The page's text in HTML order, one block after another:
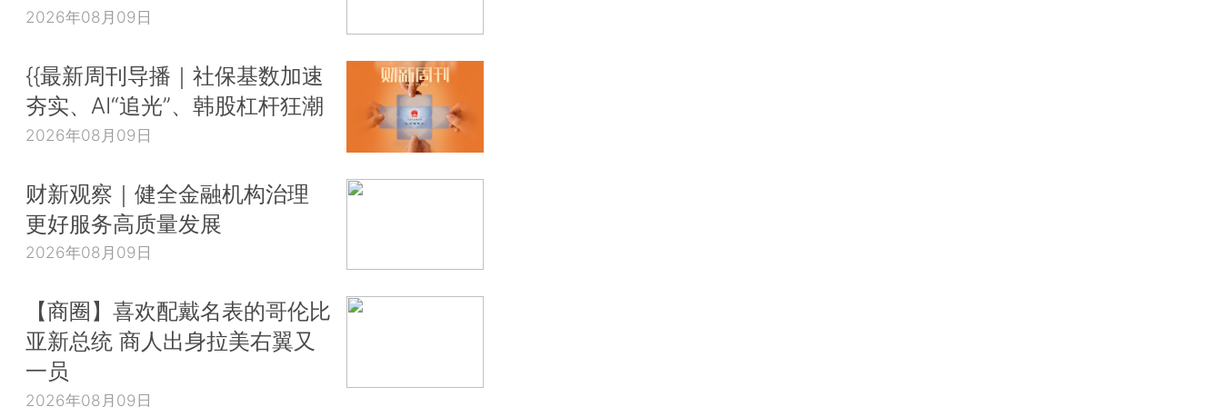
2026年08月09日
{{最新周刊导播｜社保基数加速
夯实、AI“追光”、韩股杠杆狂潮
2026年08月09日
财新观察｜健全金融机构治理
更好服务高质量发展
2026年08月09日
【商圈】喜欢配戴名表的哥伦比
亚新总统 商人出身拉美右翼又
一员
2026年08月09日